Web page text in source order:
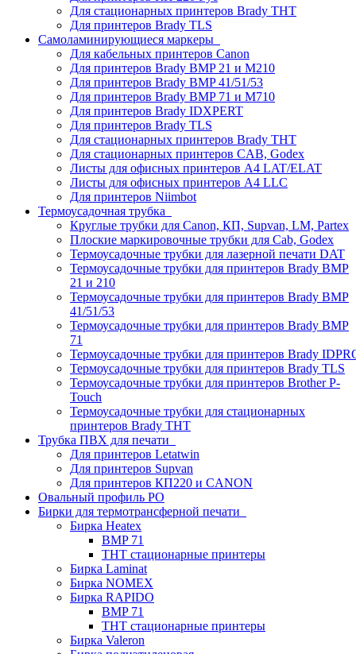
Для стационарных принтеров Brady THT
Для принтеров Brady TLS
Самоламинирующиеся маркеры
Для кабельных принтеров Canon
Для принтеров Brady BMP 21 и M210
Для принтеров Brady BMP 41/51/53
Для принтеров Brady BMP 71 и M710
Для принтеров Brady IDXPERT
Для принтеров Brady TLS
Для стационарных принтеров Brady THT
Для стационарных принтеров CAB, Godex
Листы для офисных принтеров А4 LAT/ELAT
Листы для офисных принтеров А4 LLC
Для принтеров Niimbot
Термоусадочная трубка
Круглые трубки для Canon, КП, Supvan, LM, Partex
Плоские маркировочные трубки для Cab, Godex
Термоусадочные трубки для лазерной печати DAT
Термоусадочные трубки для принтеров Brady BMP
21 и 210
Термоусадочные трубки для принтеров Brady BMP
41/51/53
Термоусадочные трубки для принтеров Brady BMP
71
Термоусадочные трубки для принтеров Brady
Термоусадочные трубки для принтеров Brady TLS
Термоусадочные трубки для принтеров Brother P-
Touch
Термоусадочные трубки для стационарных
принтеров Brady THT
Трубка ПВХ для печати
Для принтеров Letatwin
Для принтеров Supvan
Для принтеров КП220 и CANON
Овальный профиль PO
Бирки для термотрансферной печати
Бирка Heatex
BMP 71
THT стационарные принтеры
Бирка Laminat
Бирка NOMEX
Бирка RAPIDO
BMP 71
THT стационарные принтеры
Бирка Valeron